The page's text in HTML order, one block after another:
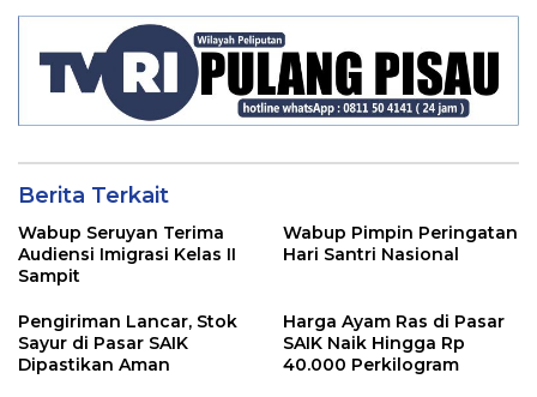
Berita Terkait
Wabup Seruyan Terima
Audiensi Imigrasi Kelas II
Sampit
Wabup Pimpin Peringatan
Hari Santri Nasional
Pengiriman Lancar, Stok
Sayur di Pasar SAIK
Dipastikan Aman
Harga Ayam Ras di Pasar
SAIK Naik Hingga Rp
40.000 Perkilogram